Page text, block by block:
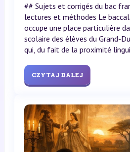
## Sujets et corrigés du bac
lectures et méthodes Le
occupe une place particulière
scolaire des élèves du Grand-
qui, du fait de la proximité
CZYTAJ DALEJ